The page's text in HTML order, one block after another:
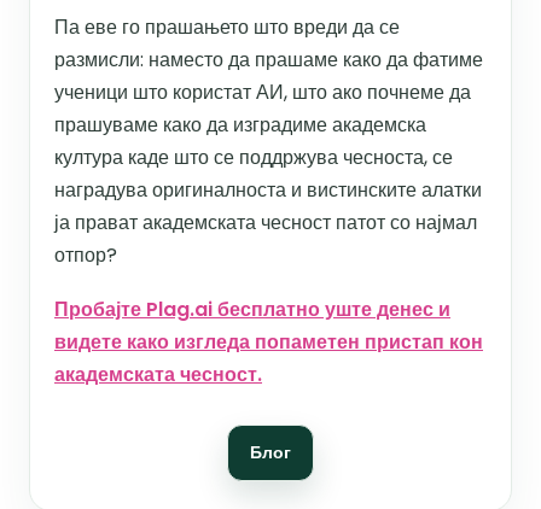
Па еве го прашањето што вреди да се
размисли: наместо да прашаме како да фатиме
ученици што користат АИ, што ако почнеме да
прашуваме како да изградиме академска
култура каде што се поддржува чесноста, се
наградува оригиналноста и вистинските алатки
ја прават академската чесност патот со најмал
отпор?
Пробајте Plag.ai бесплатно уште денес и
видете како изгледа попаметен пристап кон
академската чесност.
Блог